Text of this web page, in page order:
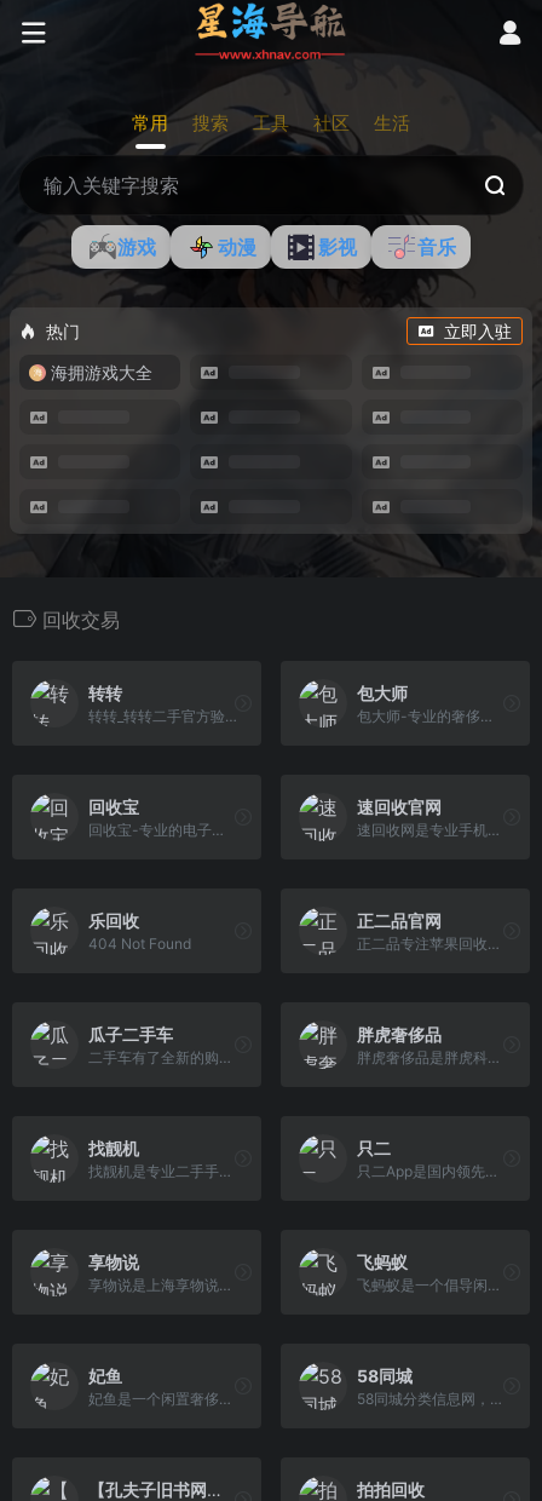
常用 搜索 工具 社区 生活
游戏 动漫 影视 音乐
热门
立即入驻
海拥游戏大全
回收交易
转转
转转_转转二手官方验，买卖二手不一样
包大师
包大师-专业的奢侈品产业数字服务平台。包大师是由多个国内一线VC投资的专业的奢侈品产业数字服务平台，服务范围涵盖奢侈品B端服务，奢侈品交易、养护、鉴定 等方面，实现了奢侈品全产业链布局。
回收宝
回收宝-专业的电子产品回收平台，为你提供手机回收、平板电脑回收、笔记本回收等二手数码产品回收业务。快速估计、专业检测、到账及时，专业的团队提供高价回收服务，并有数据粉碎，隐私安全有保障。
速回收官网
速回收网是专业手机数码回收平台，免费在线提供二手手机回收估价，全国免费上门回收。专注于手机回收、二手手机回收、笔记本回收、平板电脑回收、单反相机回 收、数码相机回收等二手数码回收业务，高价回收、专业质检、确保用户隐私安全！
乐回收
404 Not Found
正二品官网
正二品专注苹果回收，包含手机回收，电脑回收，笔记本回收，MacBook回收，iPad回，Apple Watch回收，MacBook Pro回收，MacBook Air回收，iPhone回收，AirPods回收，Mac Min回收，苹果手机回收，苹果耳机回收，苹果平板电脑回收，苹果手表回收，苹果电脑回收。
瓜子二手车
二手车有了全新的购买方式，瓜子二手车「新电商」，360°全景式VR看车，下单送车上门，最快48小时送达，消费者可全程足不出户，开7天，不满意免费退，为消费者提供相比传统模式更为便捷、省心的购车体验。
胖虎奢侈品
胖虎奢侈品是胖虎科技旗下闲置奢侈品一站式交易服务平台，服务覆盖奢侈品鉴定估价、养护维修、回收寄卖、找货订购、租赁拍卖等；及全国连锁线下奢侈品体验店 ，目前已覆盖全国数十座城市，领跑于国内闲置奢侈品服务细分领域。
找靓机
找靓机是专业二手手机自营平台，主营9成新及以上的原装正品二手手机、平板电脑、笔记本电脑以及3C配件等数码产品。三重质量防护体系——B端自检+平台质检+正品 险，实拍真机，支持7天无理由退换货以及365天官方质保服务，杜绝翻新机。平台目前已经与苹果中国供应商建立直接合作，同时为用户提供花呗分期、白条支付以及组合支付等多种支付形式。
只二
只二App是国内领先的专业奢侈品二手交易平台。基于强大的商品流转体系，卖家可以在只二一键寄卖自己的时尚闲置，省心省力；买家则可以购买通过平台鉴定和保障售后的优质商品，专业可信。只二为买卖双方搭建了一个信任和服务的桥梁，目前已经服务超过两百万用户。
享物说
享物说是上海享物说网络科技有限公司旗下平台。主要为个人用户提供闲置物品发布，企业用户商品发布推广等服务。
飞蚂蚁
飞蚂蚁是一个倡导闲置零抛弃、旧衣回收、旧衣服处理、旧衣服捐赠、旧衣利用的综合性环保公益平台，平台以「环保为世界,公益为你」为理念。已陆续上线善一集助农、盲人客服助残、周一请吃素、不塑之客—抵抗白色垃圾等可在日常生活中参与的环保和公益项目
妃鱼
妃鱼是一个闲置奢侈品直播买卖平台。1000+上新在妃鱼LV、GUCCI、香奈儿、卡地亚低至1折；100%正品妃鱼由中检鉴定师三重鉴定，假一赔三、人寿承保；极速变现在妃鱼90%商品7天内售出、高价奢侈品回收。
58同城
58同城分类信息网，为你提供房产、招聘、黄页、团购、交友、二手、宠物、车辆、周边游等海量分类信息，充分满足您免费查看/发布信息的需求。兰州58同城，专业的分类信息网。
【孔夫子旧书网】网上买书：图书 拍拍回收